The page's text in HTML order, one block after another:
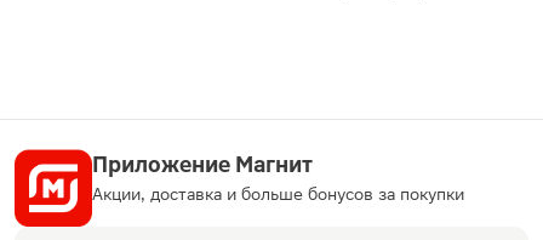
Приложение Магнит
Акции, доставка и больше бонусов за покупки